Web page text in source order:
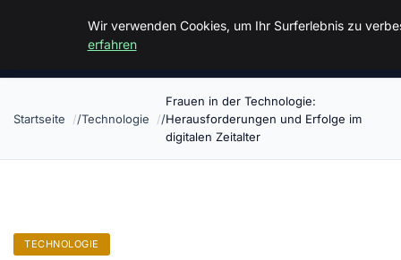
Malzminden
Startseite Technologie
Frauen in der Technologie:
Herausforderungen und Erfolge im
digitalen Zeitalter
TECHNOLOGIE
Wir verwenden Cookies, um Ihr Surferlebnis zu
erfahren